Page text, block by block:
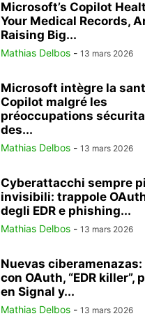
Microsoft’s Copilot
Your Medical Records,
Raising Big...
Mathias Delbos - 13 mars 2026
Microsoft intègre la
Copilot malgré les
préoccupations
des...
Mathias Delbos - 13 mars 2026
Cyberattacchi sempre
invisibili: trappole
degli EDR e phishing...
Mathias Delbos - 13 mars 2026
Nuevas
con OAuth, “EDR killer”,
en Signal y...
Mathias Delbos - 13 mars 2026